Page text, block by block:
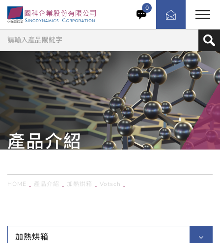
在工業暖氣技術領域，我們經驗豐富的團隊為幾乎所有應用
領域開發、規劃並生產可靠的系統。 我們的產品組合涵蓋廣
泛的加熱與乾燥櫃、無塵室烘乾機、熱風消毒器、紅外線與
連續爐，以及創新的微波技術。除了我們全面的系列產品選
擇外，我們也專注於實施針對客戶、流程整合的解決方案。
0
產品介紹
HOME 產品介紹 加熱烘箱 Votsch
加熱烘箱